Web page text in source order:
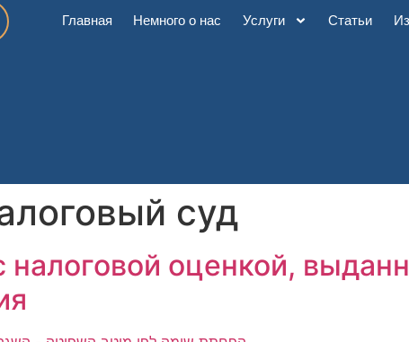
Главная Немного о нас Услуги Статьи
суд
налоговой оценкой,